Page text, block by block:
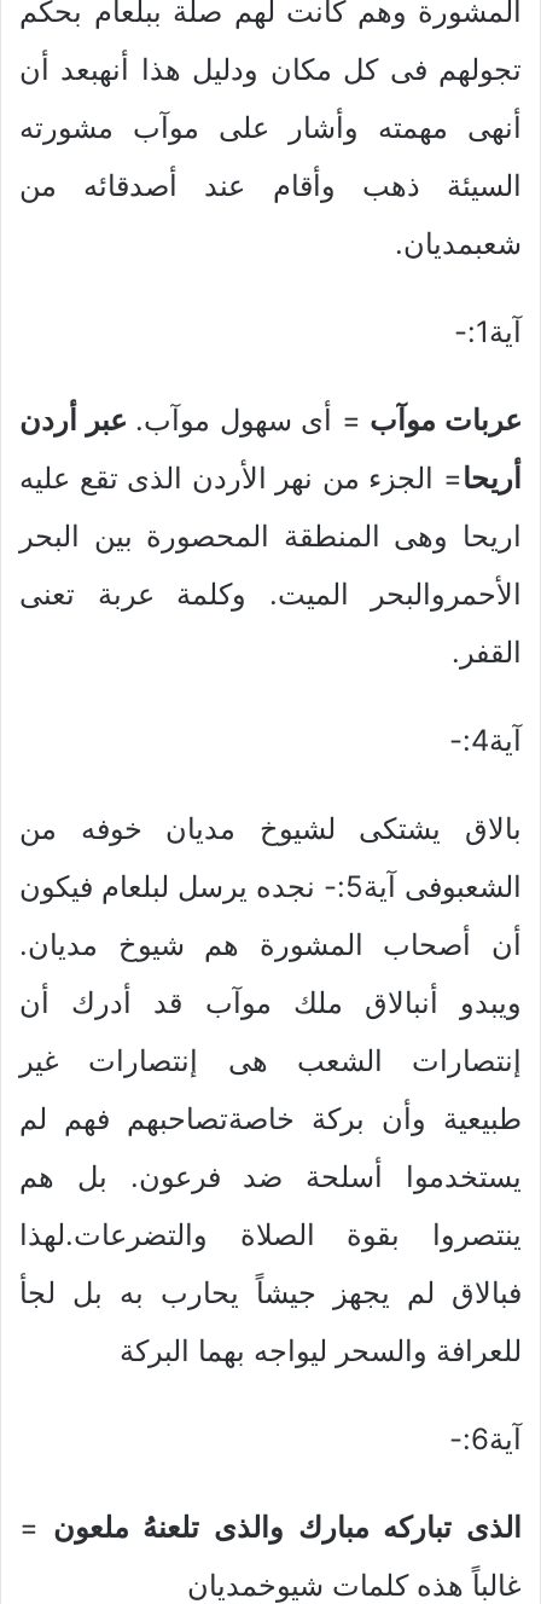
المشورة وهم كانت لهم صلة ببلعام بحكم
تجولهم فى كل مكان ودليل هذا أنهبعد أن
أنهى مهمته وأشار على موآب مشورته
السيئة ذهب وأقام عند أصدقائه من
شعبمديان.
آية1:-
عربات موآب = أى سهول موآب. عبر أردن
أريحا= الجزء من نهر الأردن الذى تقع عليه
اريحا وهى المنطقة المحصورة بين البحر
الأحمروالبحر الميت. وكلمة عربة تعنى
القفر.
آية4:-
بالاق يشتكى لشيوخ مديان خوفه من
الشعبوفى آية5:- نجده يرسل لبلعام فيكون
أن أصحاب المشورة هم شيوخ مديان.
ويبدو أنبالاق ملك موآب قد أدرك أن
إنتصارات الشعب هى إنتصارات غير
طبيعية وأن بركة خاصةتصاحبهم فهم لم
يستخدموا أسلحة ضد فرعون. بل هم
ينتصروا بقوة الصلاة والتضرعات.لهذا
فبالاق لم يجهز جيشاً يحارب به بل لجأ
للعرافة والسحر ليواجه بهما البركة
آية6:-
الذى تباركه مبارك والذى تلعنهُ ملعون =
غالباً هذه كلمات شيوخمديان